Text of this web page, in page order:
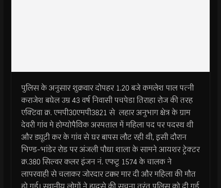
पुलिस के अनुसार शुक्रवार दोपहर 1.20 बजे कमलेश पाल पत्नी
कराजेश बघेल उम्र 43 वर्ष निवासी पचपेडा तिराहा रोज की तरह
एक्टिवा क्र. एमपी30एमपी3821 से लहार अनुभाग क्षेत्र के ग्राम
देवरी गांव मे होम्योपैथिक अस्पताल में महिला पद पर पदस्थ थी
और ड्यूटी कर के गांव से घर बापस लौट रही थी, इसी दौरान
भिण्ड-भांडेर रोड पर अंजली पौधा शाला के सामने आयशर ट्रेक्टर
क्र.380 सिल्वर कलर इंजन नं. एफटू 1574 के चालक ने
लापरवाही से चलाकर जोरदार टक्कर मार दी और महिला की मौत